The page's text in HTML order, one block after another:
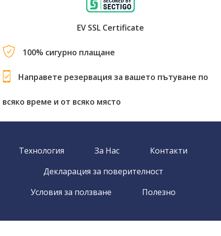
EV SSL Certificate
100% сигурно плащане
Направете резервация за вашето пътуване по
всяко време и от всяко място
Технология За Нас
Контакти
Декларация за поверителност
Условия за ползване
Полезно